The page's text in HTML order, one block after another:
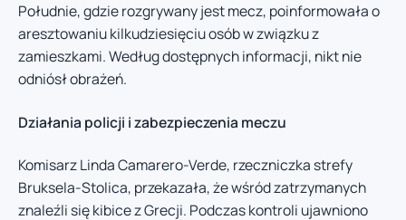
Południe, gdzie rozgrywany jest mecz, poinformowała o
aresztowaniu kilkudziesięciu osób w związku z
zamieszkami. Według dostępnych informacji, nikt nie
odniósł obrażeń.
Działania policji i zabezpieczenia meczu
Komisarz Linda Camarero-Verde, rzeczniczka strefy
Bruksela-Stolica, przekazała, że wśród zatrzymanych
znaleźli się kibice z Grecji. Podczas kontroli ujawniono